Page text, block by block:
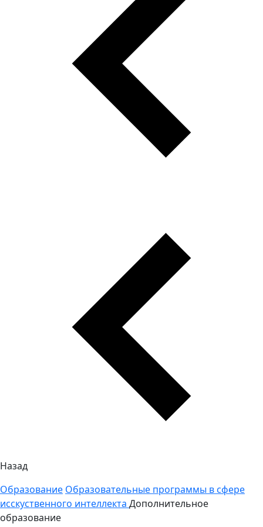
Назад
Образование Образовательные программы в сфере
исскуственного интеллекта Дополнительное
образование